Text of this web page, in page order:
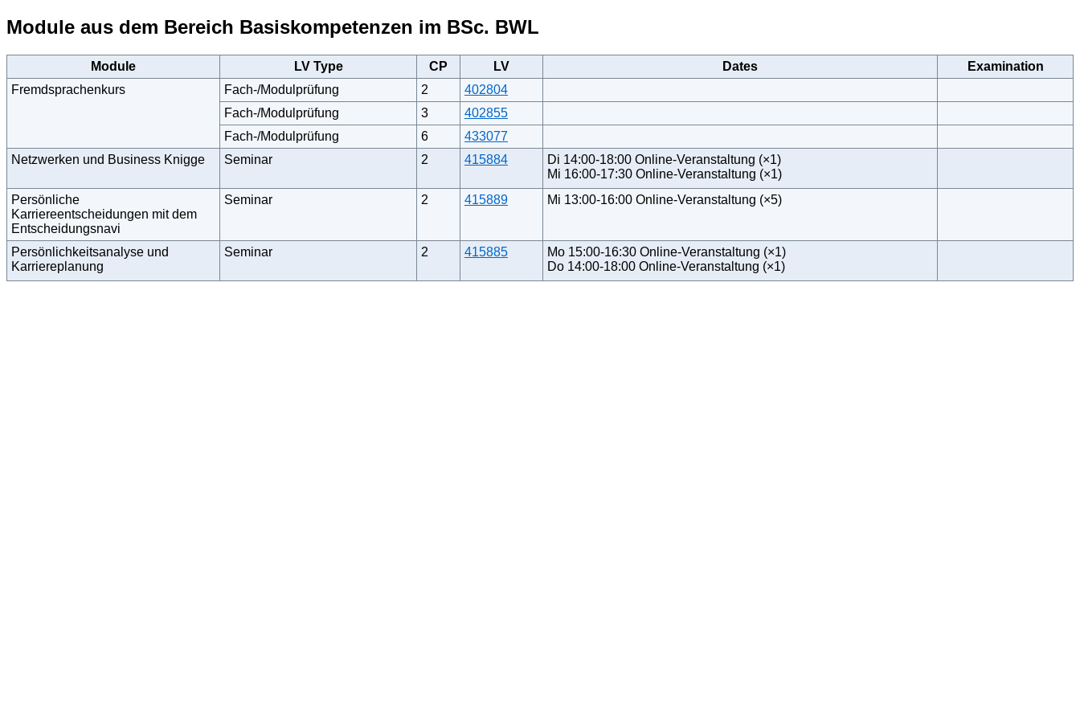
Module aus dem Bereich Basiskompetenzen im BSc. BWL
Module LV Type CP LV Dates
Examination
Fremdsprachenkurs
Fach-/Modulprüfung 2
402804
Fach-/Modulprüfung
3
402855
Fach-/Modulprüfung
6
433077
Netzwerken und Business Knigge
Seminar 2 415884
Di 14:00-18:00 Online-Veranstaltung (×1)
Mi 16:00-17:30 Online-Veranstaltung (×1)
Persönliche
Karriereentscheidungen mit dem
Entscheidungsnavi
Seminar 2 415889 Mi 13:00-16:00 Online-Veranstaltung (×5)
Persönlichkeitsanalyse und
Karriereplanung
Seminar 2 415885
Mo 15:00-16:30 Online-Veranstaltung (×1)
Do 14:00-18:00 Online-Veranstaltung (×1)